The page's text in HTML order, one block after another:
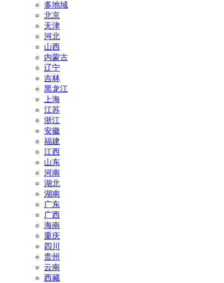
多地域
北京
天津
河北
山西
内蒙古
辽宁
吉林
黑龙江
上海
江苏
浙江
安徽
福建
江西
山东
河南
湖北
湖南
广东
广西
海南
重庆
四川
贵州
云南
西藏